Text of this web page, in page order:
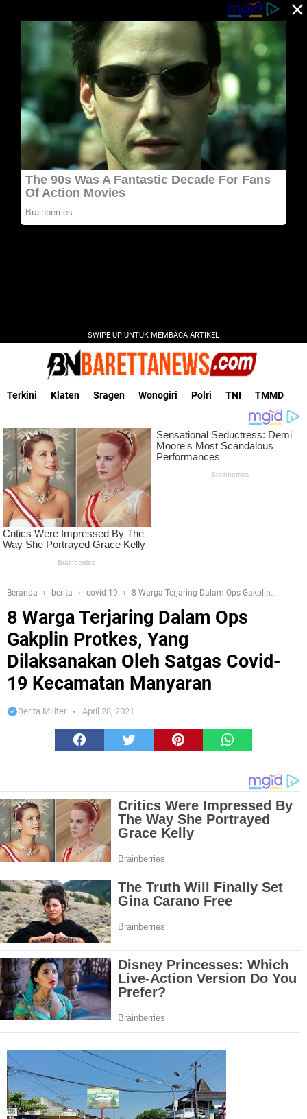
SWIPE UP UNTUK MEMBACA ARTIKEL
Terkini Klaten Sragen Wonogiri Polri TNI TMMD
Beranda berita covid 19
8 Warga Terjaring Dalam Ops Gakplin
8 Warga Terjaring Dalam Ops
Gakplin Protkes, Yang
Dilaksanakan Oleh Satgas Covid-
19 Kecamatan Manyaran
Berita Militer April 28, 2021